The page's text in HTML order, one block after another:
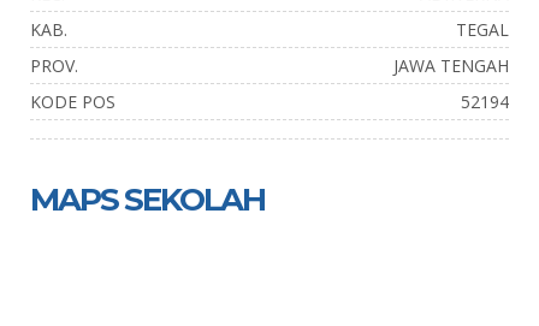
KAB.
TEGAL
PROV.
JAWA TENGAH
KODE POS
52194
MAPS SEKOLAH